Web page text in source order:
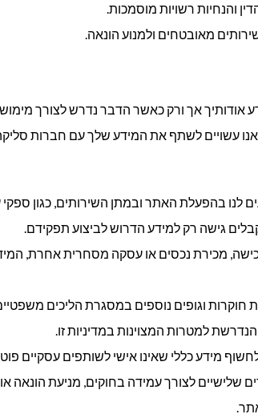
והנחיות רשויות מוסמכות.
מאובטחים ולמנוע הונאה.
אודותיך אך ורק כאשר הדבר נדרש לצורך
אנו עשויים לשתף את המידע שלך עם חברות
לנו בהפעלת האתר ובמתן השירותים, כגון ספקי
גישה רק למידע הדרוש לביצוע תפקידם.
מכירת נכסים או עסקה מסחרית אחרת,
חוקרות וגופים נוספים במסגרת הליכים
למטרות המצוינות במדיניות זו.
מידע כללי שאינו אישי לשותפים עסקיים
שלישיים לצורך עמידה בחוקים, מניעת הונאה